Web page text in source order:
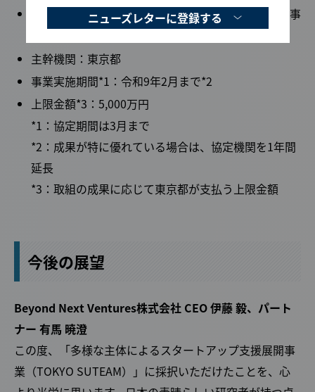
事業名：多様な主体によるスタートアップ支援展開事
主幹機関：東京都
事業実施期間*1：令和9年2月まで*2
上限金額*3：5,000万円
*1：協定期間は3月まで
*2：成果が特に優れている場合は、協定機関を1年間
延長
*3：取組の成果に応じて東京都が支払う上限金額
今後の展望
Beyond Next Ventures株式会社 CEO 伊藤 毅、パート
ナー 有馬 暁澄
この度、「多様な主体によるスタートアップ支援展開事
業（TOKYO SUTEAM）」に採択いただけたことを、心
ニューズレターに登録する